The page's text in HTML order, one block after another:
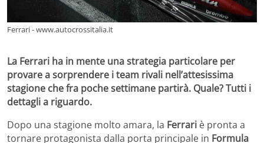
Ferrari - www.autocrossitalia.it
La Ferrari ha in mente una strategia particolare per
provare a sorprendere i team rivali nell’attesissima
stagione che fra poche settimane partirà. Quale? Tutti i
dettagli a riguardo.
Dopo una stagione molto amara, la Ferrari è pronta a
tornare protagonista dalla porta principale in Formula